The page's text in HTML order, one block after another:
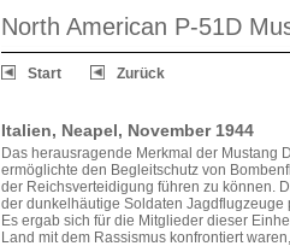
North American P-51D
Start Zurück
Italien, Neapel, November 1944
Das herausragende Merkmal der Mustang
ermöglichte den Begleitschutz von
der Reichsverteidigung führen zu können.
der dunkelhäutige Soldaten
Es ergab sich für die Mitglieder dieser
Land mit dem Rassismus konfrontiert